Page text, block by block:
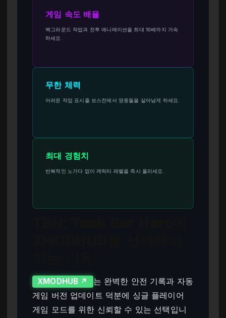
게임 속도 배율
백그라운드 작업과 전투 애니메이션을 최대 10배까지 가속
하세요.
무한 체력
어려운 작업 표시줄 보스전에서 영웅들을 살아남게 하세요.
최대 경험치
반복적인 노가다 없이 캐릭터 레벨을 즉시 올리세요.
XMODHUB ↗
는 완벽한 안전 기록과 자동
게임 버전 업데이트 덕분에 싱글 플레이어
게임 모드를 위한 신뢰할 수 있는 선택입니